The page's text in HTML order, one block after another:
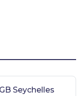
Seychelles